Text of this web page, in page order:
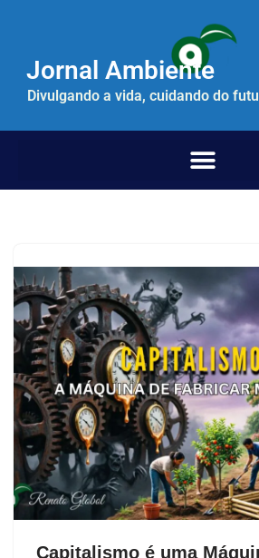
paraJornal Ambiente
Divulgando a vida, cuidando do
Capitalismo é uma